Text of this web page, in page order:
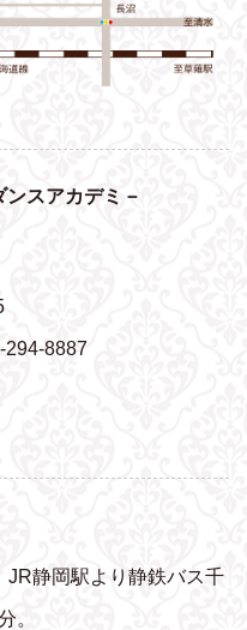
スアカデミ－
294-8887
JR静岡駅より静鉄バス千
。